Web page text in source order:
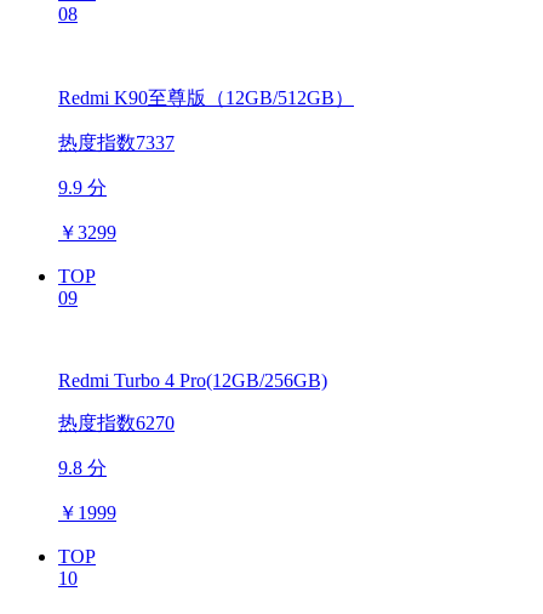
08
Redmi K90至尊版（12GB/512GB）
热度指数7337
9.9 分
￥3299
TOP
09
Redmi Turbo 4 Pro(12GB/256GB)
热度指数6270
9.8 分
￥ 1999
TOP
10